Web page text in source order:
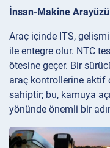
İnsan-Makine
Araç içinde ITS,
ile entegre olur. NTC
ötesine geçer. Bir
araç kontrollerine aktif
sahiptir; bu, kamuya
yönünde önemli bir